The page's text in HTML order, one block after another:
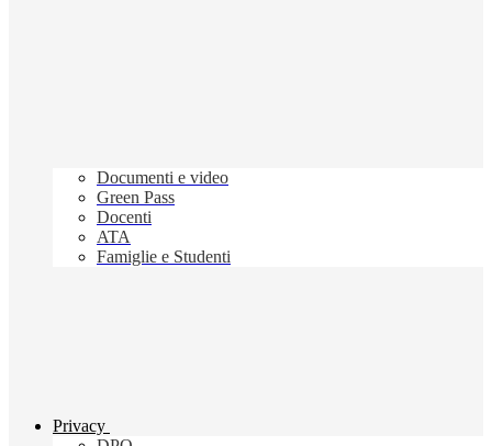
Documenti e video
Green Pass
Docenti
ATA
Famiglie e Studenti
Privacy